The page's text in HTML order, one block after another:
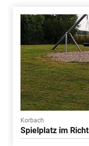
Korbach
Spielplatz im